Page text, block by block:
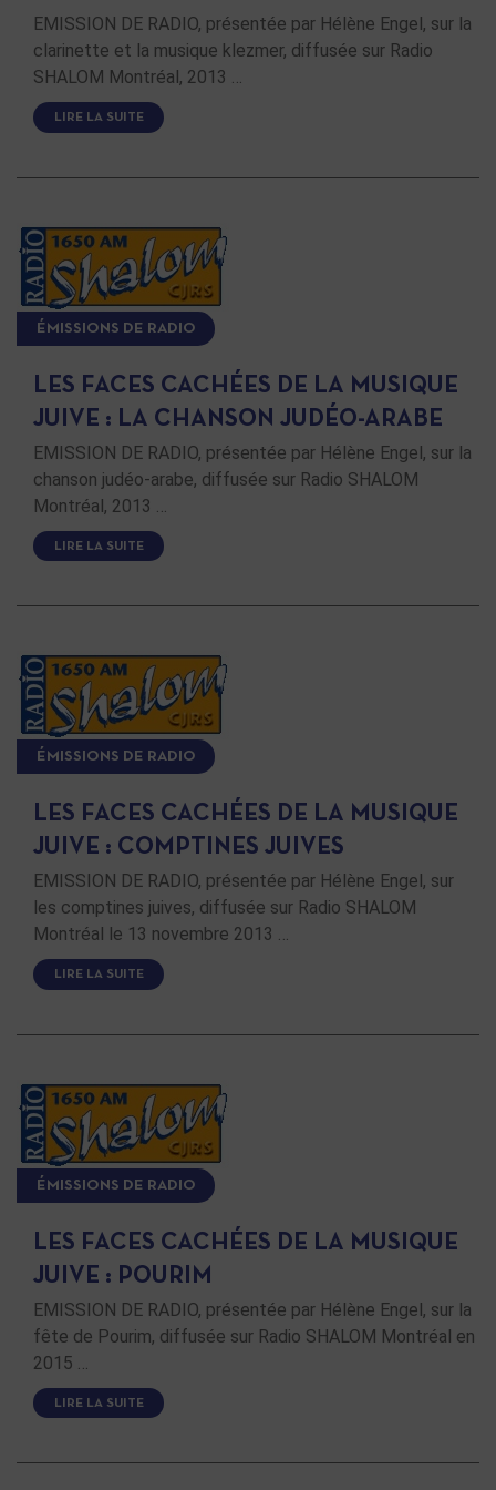
EMISSION DE RADIO, présentée par Hélène Engel, sur la
clarinette et la musique klezmer, diffusée sur Radio
SHALOM Montréal, 2013 …
LIRE LA SUITE
ÉMISSIONS DE RADIO
LES FACES CACHÉES DE LA MUSIQUE
JUIVE : LA CHANSON JUDÉO-ARABE
EMISSION DE RADIO, présentée par Hélène Engel, sur la
chanson judéo-arabe, diffusée sur Radio SHALOM
Montréal, 2013 …
LIRE LA SUITE
ÉMISSIONS DE RADIO
LES FACES CACHÉES DE LA MUSIQUE
JUIVE : COMPTINES JUIVES
EMISSION DE RADIO, présentée par Hélène Engel, sur
les comptines juives, diffusée sur Radio SHALOM
Montréal le 13 novembre 2013 …
LIRE LA SUITE
ÉMISSIONS DE RADIO
LES FACES CACHÉES DE LA MUSIQUE
JUIVE : POURIM
EMISSION DE RADIO, présentée par Hélène Engel, sur la
fête de Pourim, diffusée sur Radio SHALOM Montréal en
2015 …
LIRE LA SUITE